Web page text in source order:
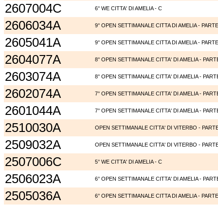
2607004C 6° WE CITTA' DI AMELIA - C
2606034A 9° OPEN SETTIMANALE CITTA DI AMELIA -
2605041A 9° OPEN SETTIMANALE CITTA DI AMELIA -
2604077A 8° OPEN SETTIMANALE CITTA' DI AMELIA -
2603074A 8° OPEN SETTIMANALE CITTA' DI AMELIA -
2602074A 7° OPEN SETTIMANALE CITTA' DI AMELIA -
2601044A 7° OPEN SETTIMANALE CITTA' DI AMELIA -
2510030A OPEN SETTIMANALE CITTA' DI VITERBO -
2509032A OPEN SETTIMANALE CITTA' DI VITERBO -
2507006C 5° WE CITTA' DI AMELIA - C
2506023A 6° OPEN SETTIMANALE CITTA' DI AMELIA -
2505036A 6° OPEN SETTIMANALE CITTA DI AMELIA -